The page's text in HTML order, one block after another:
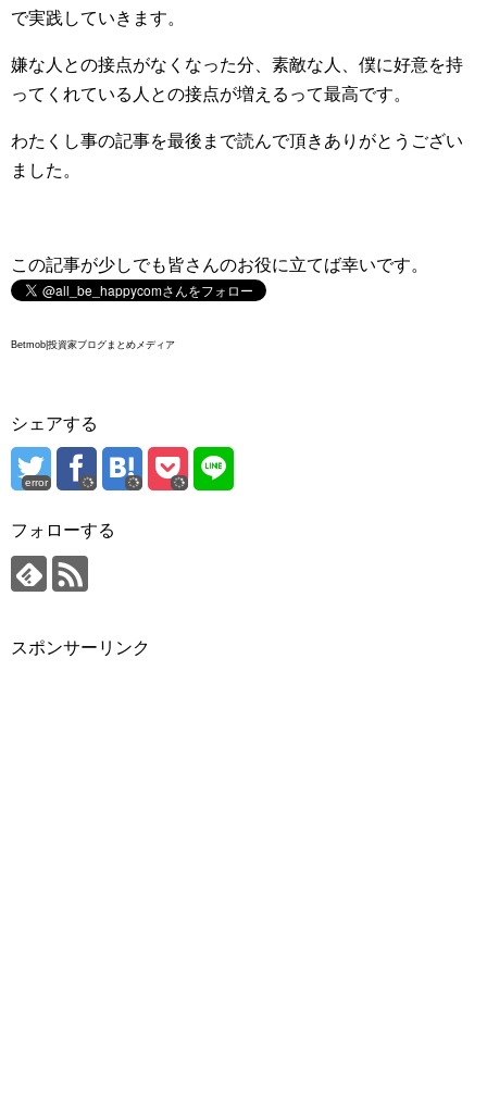
で実践していきます。
嫌な人との接点がなくなった分、素敵な人、僕に好意を持
ってくれている人との接点が増えるって最高です。
わたくし事の記事を最後まで読んで頂きありがとうござい
ました。
この記事が少しでも皆さんのお役に立てば幸いです。
Betmob|投資家ブログまとめメディア
シェアする
error
フォローする
スポンサーリンク